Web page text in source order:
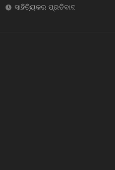
ସାହିତ୍ୟିକର ପ୍ରତିବାଦ